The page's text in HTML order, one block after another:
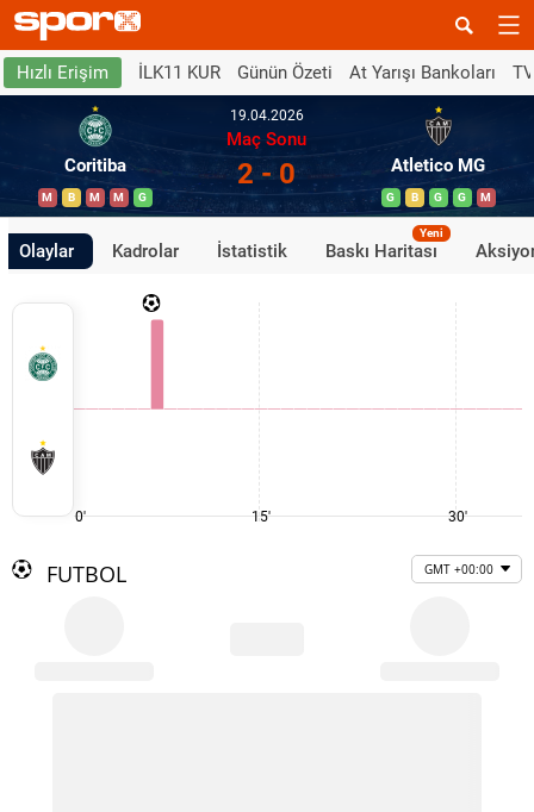
Hızlı Erişim İLK11 KUR Günün Özeti At Yarışı Bankoları
Coritiba
M B M M G
19.04.2026
Maç Sonu
2 - 0 Atletico MG
G B G G M
Olaylar Kadrolar İstatistik Baskı Haritası
Yeni
0' 15' 30'
FUTBOL GMT +00:00